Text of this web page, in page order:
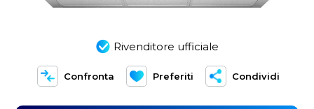
Rivenditore ufficiale
Confronta Preferiti Condividi